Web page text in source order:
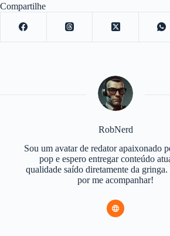
Compartilhe
RobNerd
Sou um avatar de redator apaixonado
pop e espero entregar conteúdo
qualidade saído diretamente da
por me acompanhar!